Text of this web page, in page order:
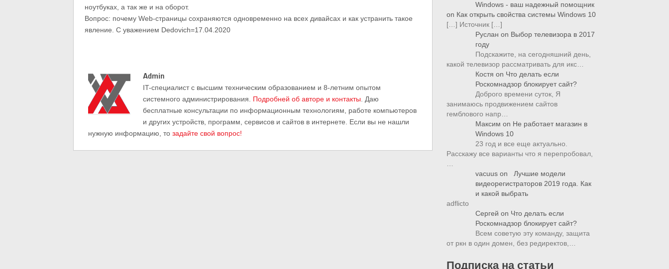
ноутбуках, а так же и на оборот.
Вопрос: почему Web-страницы сохраняются одновременно на всех дивайсах и как устранить такое
явление. С уважением Dedovich=17.04.2020
Admin
IT-cпециалист с высшим техническим образованием и 8-летним опытом
системного администрирования. Подробней об авторе и контакты . Даю
бесплатные консультации по информационным технологиям, работе компьютеров
и других устройств, программ, сервисов и сайтов в интернете. Если вы не нашли
нужную информацию, то задайте свой вопрос!
Windows - ваш надежный помощник
on Как открыть свойства системы Windows 10
[…] Источник […]
Руслан on Выбор телевизора в 2017
году
Подскажите, на сегодняшний день,
какой телевизор рассматривать для икс…
Костя on Что делать если
Роскомнадзор блокирует сайт?
Доброго времени суток, Я
занимаюсь продвижением сайтов
гемблового напр…
Максим on Не работает магазин в
Windows 10
23 год и все еще актуально.
Расскажу все варианты что я перепробовал,
vacuus on
Лучшие модели
видеорегистраторов 2019 года. Как
и какой выбрать
adflicto
Сергей on Что делать если
Роскомнадзор блокирует сайт?
Всем советую эту команду, защита
от ркн в один домен, без редиректов,…
Подписка на статьи